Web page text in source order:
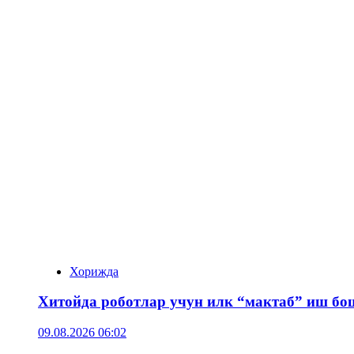
Хорижда
Хитойда роботлар учун илк “мактаб” иш
09.08.2026 06:02